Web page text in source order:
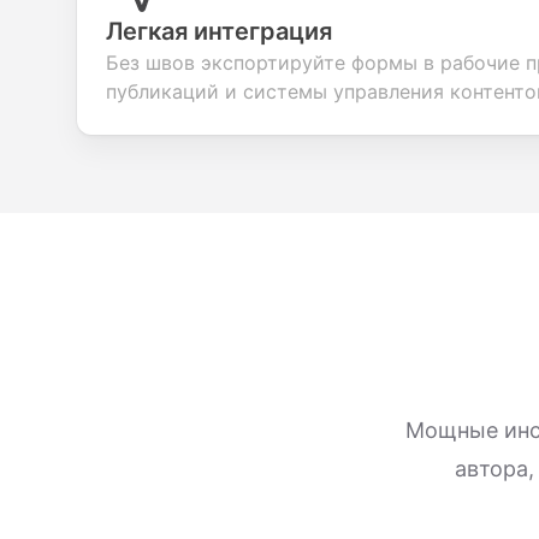
Легкая интеграция
Без швов экспортируйте формы в рабочие
публикаций и системы управления
Мощные